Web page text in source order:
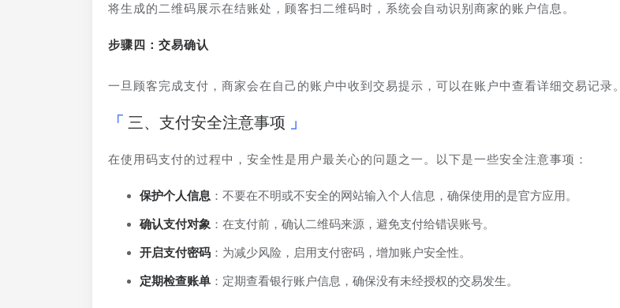
将生成的二维码展示在结账处，顾客扫二维码时，系统会自动识别商家的账户信息。
步骤四：交易确认
一旦顾客完成支付，商家会在自己的账户中收到交易提示，可以在账户中查看详细交易记录。
三、支付安全注意事项
在使用码支付的过程中，安全性是用户最关心的问题之一。以下是一些安全注意事项：
保护个人信息 ：不要在不明或不安全的网站输入个人信息，确保使用的是官方应用。
确认支付对象 ：在支付前，确认二维码来源，避免支付给错误账号。
开启支付密码 ：为减少风险，启用支付密码，增加账户安全性。
定期检查账单 ：定期查看银行账户信息，确保没有未经授权的交易发生。